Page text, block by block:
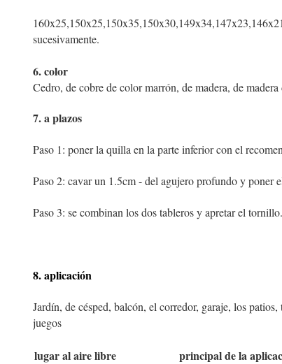
sucesivamente.
6. color
Cedro, de cobre de color marrón, de madera, de
7. a plazos
Paso 1: poner la quilla en la parte inferior con el
Paso 2: cavar un 1.5cm - del agujero profundo y poner
Paso 3: se combinan los dos tableros y apretar el tornillo.
8. aplicación
Jardín, de césped, balcón, el corredor, garaje, los
juegos
lugar al aire libre principal de la